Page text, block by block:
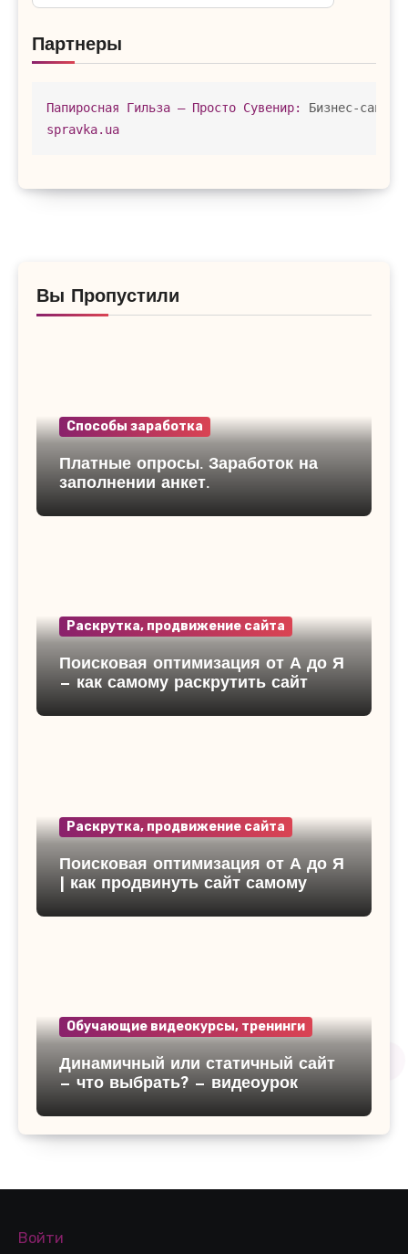
Партнеры
Папиросная Гильза – Просто Сувенир:
Бизнес-сайт в
spravka.ua
Вы Пропустили
Способы заработка
Платные опросы. Заработок на
заполнении анкет.
Раскрутка, продвижение сайта
Поисковая оптимизация от А до Я
— как самому раскрутить сайт
Раскрутка, продвижение сайта
Поисковая оптимизация от А до Я
| как продвинуть сайт самому
Обучающие видеокурсы, тренинги
Динамичный или статичный сайт
— что выбрать? — видеоурок
Войти